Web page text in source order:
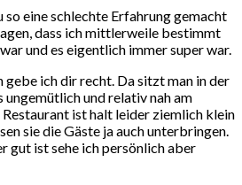
so eine schlechte Erfahrung gemacht
dass ich mittlerweile bestimmt
und es eigentlich immer super war.
gebe ich dir recht. Da sitzt man in der
ungemütlich und relativ nah am
ist halt leider ziemlich klein
sie die Gäste ja auch unterbringen.
gut ist sehe ich persönlich aber